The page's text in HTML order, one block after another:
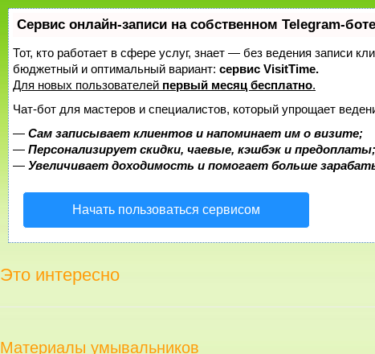
Сервис онлайн-записи на собственном Telegram-боте
Тот, кто работает в сфере услуг, знает — без ведения записи
бюджетный и оптимальный вариант: сервис VisitTime.
Для новых пользователей первый месяц бесплатно.
Чат-бот для мастеров и специалистов, который упрощает
— Сам записывает клиентов и напоминает им о визите;
— Персонализирует скидки, чаевые, кэшбэк и предоплаты;
— Увеличивает доходимость и помогает больше
Начать пользоваться сервисом
Это интересно
Материалы умывальников